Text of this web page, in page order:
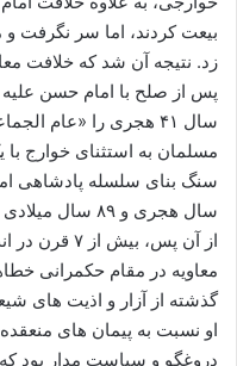
بیعت کردند، اما سر نگرفت و
زد. نتیجه آن شد که خلافت
پس از صلح با امام حسن علیه
سال ۴۱ هجری را «عام
مسلمان به استثنای خوارج
سال هجری و ۸۹
از آن پس، بیش از ۷ قرن در اندلس جریان داشت.
معاویه در مقام حکمرانی
گذشته از آزار و اذیت های
او نسبت به پیمان های منعقده
دروغگو و سیاست مدار بود